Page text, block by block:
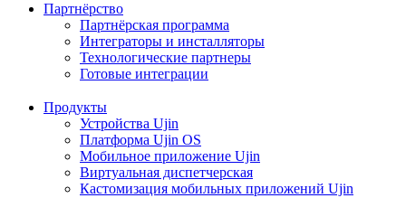
Партнёрство
Партнёрская программа
Интеграторы и инсталляторы
Технологические партнеры
Готовые интеграции
Продукты
Устройства Ujin
Платформа Ujin OS
Мобильное приложение Ujin
Виртуальная диспетчерская
Кастомизация мобильных приложений Ujin